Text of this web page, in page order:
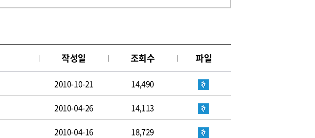
작성일 조회수 파일
2010-10-21 14,490
2010-04-26 14,113
2010-04-16 18,729